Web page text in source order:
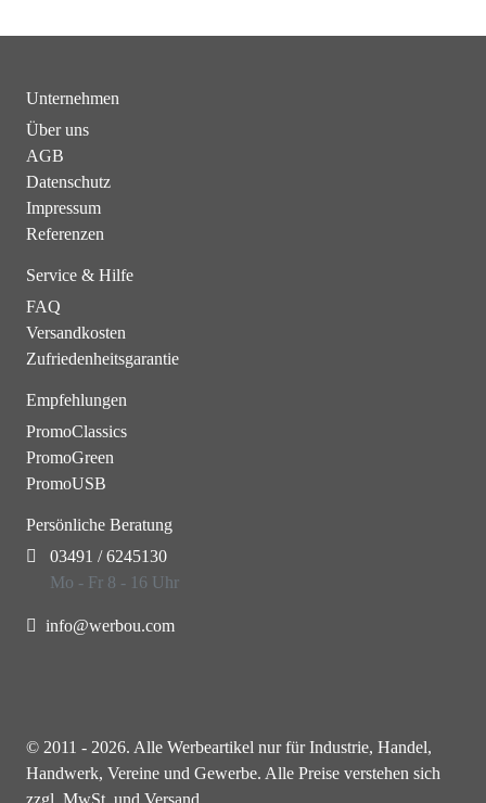
Unternehmen
Über uns
AGB
Datenschutz
Impressum
Referenzen
Service & Hilfe
FAQ
Versandkosten
Zufriedenheitsgarantie
Empfehlungen
PromoClassics
PromoGreen
PromoUSB
Persönliche Beratung
03491 / 6245130
Mo - Fr 8 - 16 Uhr
info@werbou.com
© 2011 - 2026. Alle Werbeartikel nur für Industrie, Handel,
Handwerk, Vereine und Gewerbe. Alle Preise verstehen sich
zzgl. MwSt. und Versand.